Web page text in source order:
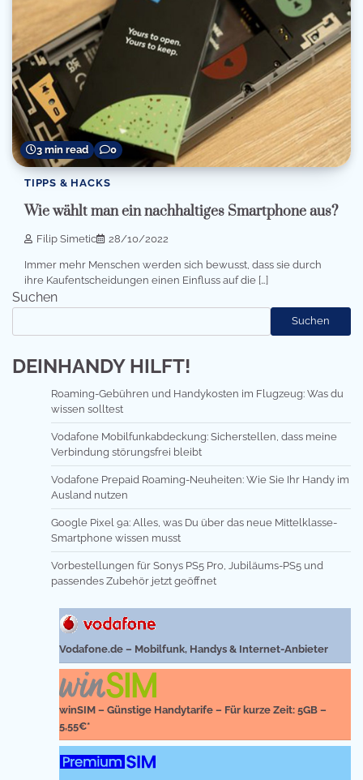
3 min read 0
TIPPS & HACKS
Wie wählt man ein nachhaltiges Smartphone aus?
Filip Simetic 28/10/2022
Immer mehr Menschen werden sich bewusst, dass sie durch
ihre Kaufentscheidungen einen Einfluss auf die […]
Suchen
Suchen
DEINHANDY HILFT!
Roaming-Gebühren und Handykosten im Flugzeug: Was du
wissen solltest
Vodafone Mobilfunkabdeckung: Sicherstellen, dass meine
Verbindung störungsfrei bleibt
Vodafone Prepaid Roaming-Neuheiten: Wie Sie Ihr Handy im
Ausland nutzen
Google Pixel 9a: Alles, was Du über das neue Mittelklasse-
Smartphone wissen musst
Vorbestellungen für Sonys PS5 Pro, Jubiläums-PS5 und
passendes Zubehör jetzt geöffnet
Vodafone.de – Mobilfunk, Handys & Internet-Anbieter
winSIM – Günstige Handytarife – Für kurze Zeit: 5GB –
5,55€*